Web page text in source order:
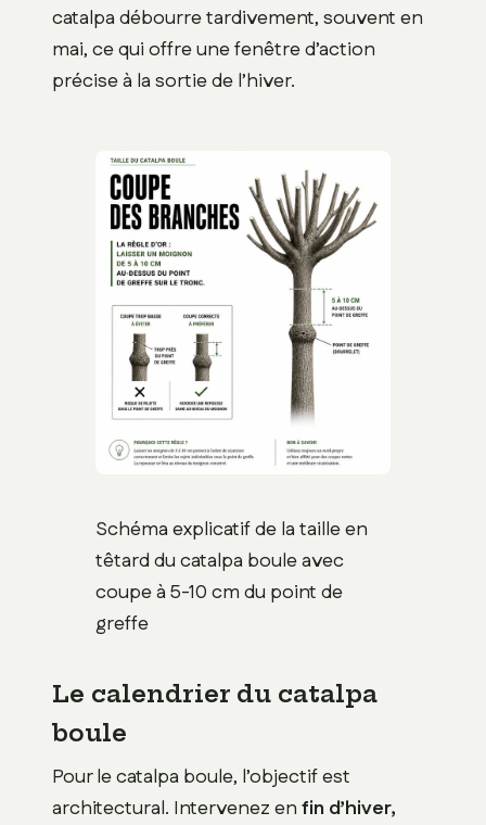
catalpa débourre tardivement, souvent en
mai, ce qui offre une fenêtre d’action
précise à la sortie de l’hiver.
Schéma explicatif de la taille en
têtard du catalpa boule avec
coupe à 5-10 cm du point de
greffe
Le calendrier du catalpa
boule
Pour le catalpa boule, l’objectif est
architectural. Intervenez enfin d’hiver,